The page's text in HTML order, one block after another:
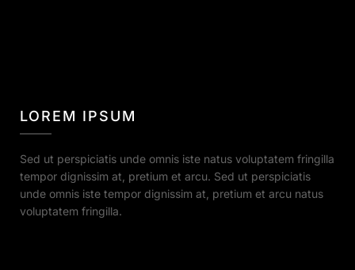
LOREM IPSUM
Sed ut perspiciatis unde omnis iste natus voluptatem fringilla
tempor dignissim at, pretium et arcu. Sed ut perspiciatis
unde omnis iste tempor dignissim at, pretium et arcu natus
voluptatem fringilla.